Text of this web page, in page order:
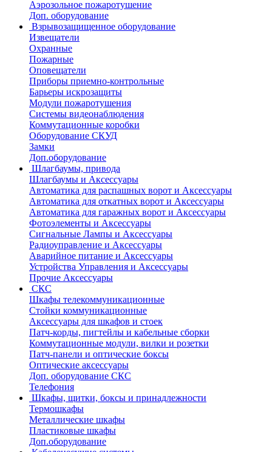
Аэрозольное пожаротушение
Доп. оборудование
Взрывозащищенное оборудование
Извещатели
Охранные
Пожарные
Оповещатели
Приборы приемно-контрольные
Барьеры искрозащиты
Модули пожаротушения
Системы видеонаблюдения
Коммутационные коробки
Оборудование СКУД
Замки
Доп.оборудование
Шлагбаумы, привода
Шлагбаумы и Аксессуары
Автоматика для распашных ворот и Аксессуары
Автоматика для откатных ворот и Аксессуары
Автоматика для гаражных ворот и Аксессуары
Фотоэлементы и Аксессуары
Сигнальные Лампы и Аксессуары
Радиоуправление и Аксессуары
Аварийное питание и Аксессуары
Устройства Управления и Аксессуары
Прочие Аксессуары
СКС
Шкафы телекоммуникационные
Стойки коммуникационные
Аксессуары для шкафов и стоек
Патч-корды, пигтейлы и кабельные сборки
Коммутационные модули, вилки и розетки
Патч-панели и оптические боксы
Оптические аксессуары
Доп. оборудование СКС
Телефония
Шкафы, щитки, боксы и принадлежности
Термошкафы
Металлические шкафы
Пластиковые шкафы
Доп.оборудование